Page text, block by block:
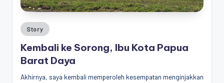
Posted
in
Story
Kembali ke Sorong, Ibu Kota Papua
Barat Daya
Akhirnya, saya kembali memperoleh kesempatan menginjakkan